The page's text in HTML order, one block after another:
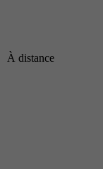
À distance